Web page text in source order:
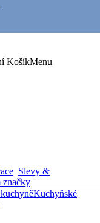
KošíkMenu
Slevy &
značky
Kuchyňské